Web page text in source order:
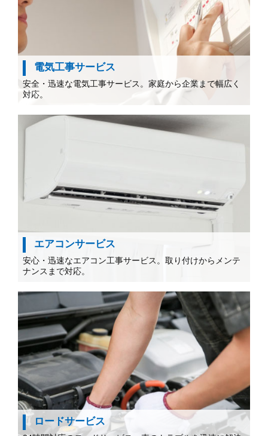
電気工事サービス
安全・迅速な電気工事サービス。家庭から企業まで幅広く
対応。
エアコンサービス
安心・迅速なエアコン工事サービス。取り付けからメンテ
ナンスまで対応。
ロードサービス